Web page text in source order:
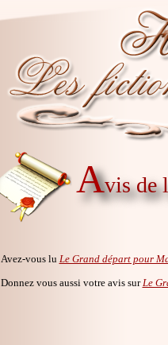
Avis de
Avez-vous lu Le Grand départ pour
Donnez vous aussi votre avis sur Le